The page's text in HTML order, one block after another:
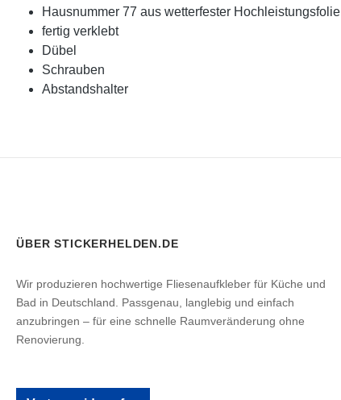
Hausnummer 77 aus wetterfester Hochleistungsfolie
fertig verklebt
Dübel
Schrauben
Abstandshalter
ÜBER STICKERHELDEN.DE
Wir produzieren hochwertige Fliesenaufkleber für Küche und
Bad in Deutschland. Passgenau, langlebig und einfach
anzubringen – für eine schnelle Raumveränderung ohne
Renovierung.